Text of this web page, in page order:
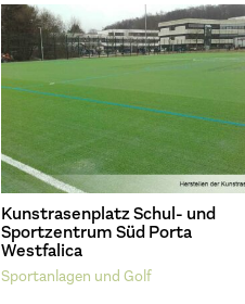
Kunstrasenplatz Schul- und
Sportzentrum Süd Porta
Westfalica
Sportanlagen und Golf